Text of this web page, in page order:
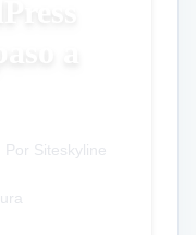
Por Siteskyline